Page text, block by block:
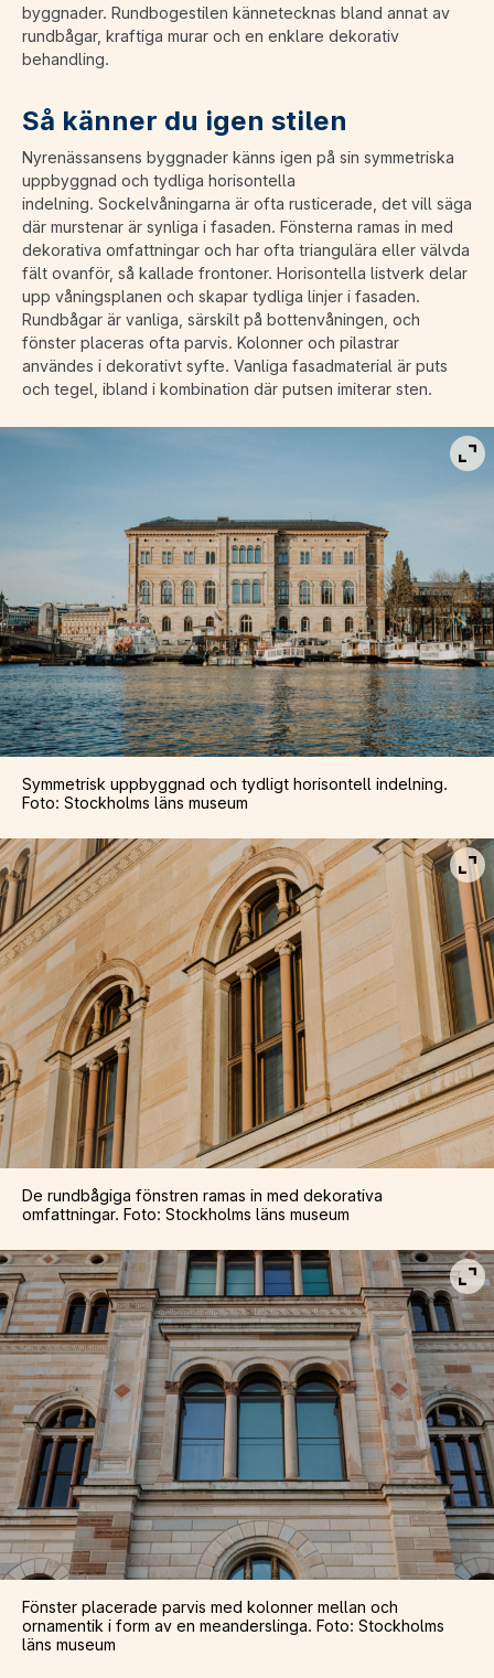
byggnader. Rundbogestilen kännetecknas bland annat av
rundbågar, kraftiga murar och en enklare dekorativ
behandling.
Så känner du igen stilen
Nyrenässansens byggnader känns igen på sin symmetriska
uppbyggnad och tydliga horisontella
indelning. Sockelvåningarna är ofta rusticerade, det vill säga
där murstenar är synliga i fasaden. Fönsterna ramas in med
dekorativa omfattningar och har ofta triangulära eller välvda
fält ovanför, så kallade frontoner. Horisontella listverk delar
upp våningsplanen och skapar tydliga linjer i fasaden.
Rundbågar är vanliga, särskilt på bottenvåningen, och
fönster placeras ofta parvis. Kolonner och pilastrar
användes i dekorativt syfte. Vanliga fasadmaterial är puts
och tegel, ibland i kombination där putsen imiterar sten.
Symmetrisk uppbyggnad och tydligt horisontell indelning.
Foto: Stockholms läns museum
De rundbågiga fönstren ramas in med dekorativa
omfattningar. Foto: Stockholms läns museum
Fönster placerade parvis med kolonner mellan och
ornamentik i form av en meanderslinga. Foto: Stockholms
läns museum